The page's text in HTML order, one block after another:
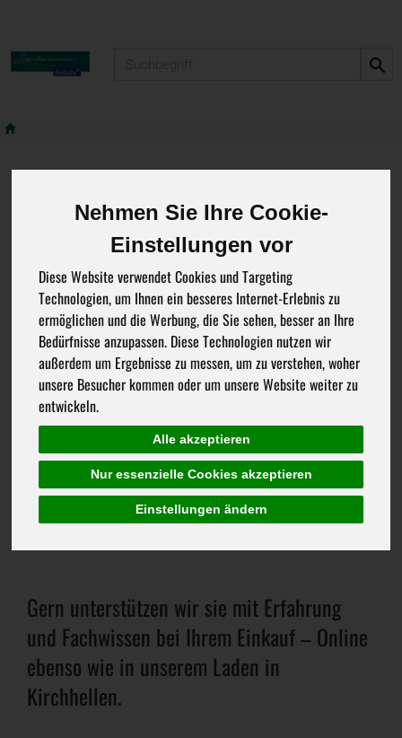
Nehmen Sie Ihre Cookie-
Einstellungen vor
Diese Website verwendet Cookies und Targeting
Technologien, um Ihnen ein besseres Internet-Erlebnis zu
ermöglichen und die Werbung, die Sie sehen, besser an Ihre
Bedürfnisse anzupassen. Diese Technologien nutzen wir
außerdem um Ergebnisse zu messen, um zu verstehen, woher
unsere Besucher kommen oder um unsere Website weiter zu
entwickeln.
Alle akzeptieren
Nur essenzielle Cookies akzeptieren
Einstellungen ändern
Herzlich
Willkommen in
Spickermanns
Online-Shop
Gern unterstützen wir sie mit Erfahrung
und Fachwissen bei Ihrem Einkauf – Online
ebenso wie in unserem Laden in
Kirchhellen.